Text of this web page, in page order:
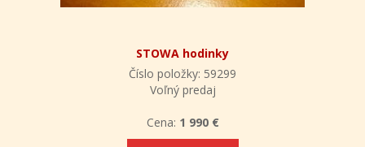
STOWA hodinky
Číslo položky: 59299
Voľný predaj
Cena: 1 990 €